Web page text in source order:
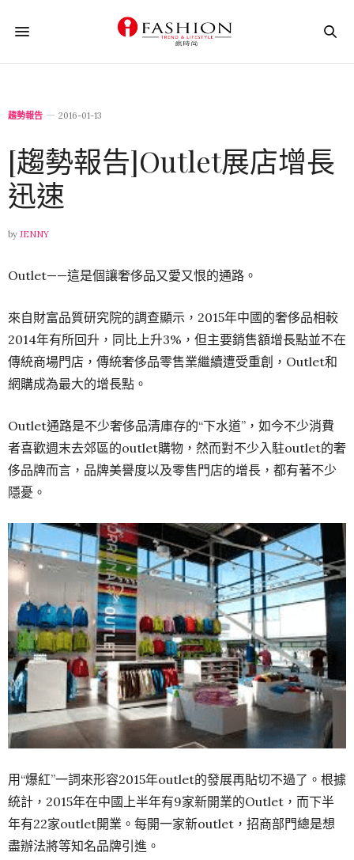
趨勢報告 2016-01-13
[趨勢報告]Outlet展店增長
迅速
by JENNY
Outlet——這是個讓奢侈品又愛又恨的通路。
來自財富品質研究院的調查顯示，2015年中國的奢侈品相較
2014年有所回升，同比上升3%，但主要銷售額增長點並不在
傳統商場門店，傳統奢侈品零售業繼續遭受重創，Outlet和
網購成為最大的增長點。
Outlet通路是不少奢侈品清庫存的“下水道”，如今不少消費
者喜歡週末去郊區的outlet購物，然而對不少入駐outlet的奢
侈品牌而言，品牌美譽度以及零售門店的增長，都有著不少
隱憂。
用“爆紅”一詞來形容2015年outlet的發展再貼切不過了。根據
統計，2015年在中國上半年有9家新開業的Outlet，而下半
年有22家outlet開業。每開一家新outlet，招商部門總是想
盡辦法將等知名品牌引進。